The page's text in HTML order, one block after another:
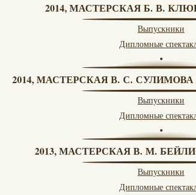
2014, МАСТЕРСКАЯ Б. В.
Выпускники
Дипломные
2014, МАСТЕРСКАЯ В. С.
Выпускники
Дипломные
2013, МАСТЕРСКАЯ В. М.
Выпускники
Дипломные